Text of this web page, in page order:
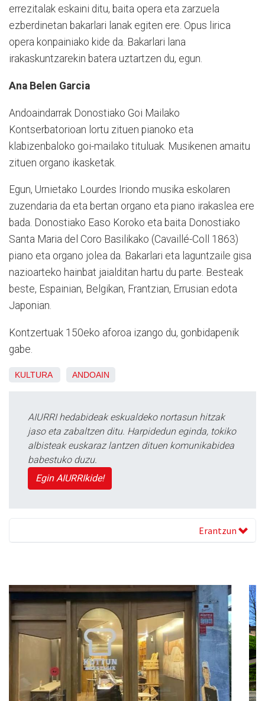
errezitalak eskaini ditu, baita opera eta zarzuela
ezberdinetan bakarlari lanak egiten ere. Opus lirica
opera konpainiako kide da. Bakarlari lana
irakaskuntzarekin batera uztartzen du, egun.
Ana Belen Garcia
Andoaindarrak Donostiako Goi Mailako
Kontserbatorioan lortu zituen pianoko eta
klabizenbaloko goi-mailako tituluak. Musikenen amaitu
zituen organo ikasketak.
Egun, Urnietako Lourdes Iriondo musika eskolaren
zuzendaria da eta bertan organo eta piano irakaslea ere
bada. Donostiako Easo Koroko eta baita Donostiako
Santa Maria del Coro Basilikako (Cavaillé-Coll 1863)
piano eta organo jolea da. Bakarlari eta laguntzaile gisa
nazioarteko hainbat jaialditan hartu du parte. Besteak
beste, Espainian, Belgikan, Frantzian, Errusian edota
Japonian.
Kontzertuak 150eko aforoa izango du, gonbidapenik
gabe.
KULTURA ANDOAIN
AIURRI hedabideak eskualdeko nortasun hitzak
jaso eta zabaltzen ditu. Harpidedun eginda, tokiko
albisteak euskaraz lantzen dituen komunikabidea
babestuko duzu.
Egin AIURRIkide!
Erantzun